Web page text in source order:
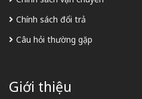
Chính sách đổi trả
Câu hỏi thường gặp
Giới thiệu